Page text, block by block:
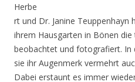
Herbe
rt und Dr. Janine Teuppenhayn
ihrem Hausgarten in Bönen
beobachtet und fotografiert. In
sie ihr Augenmerk vermehrt
Dabei erstaunt es immer